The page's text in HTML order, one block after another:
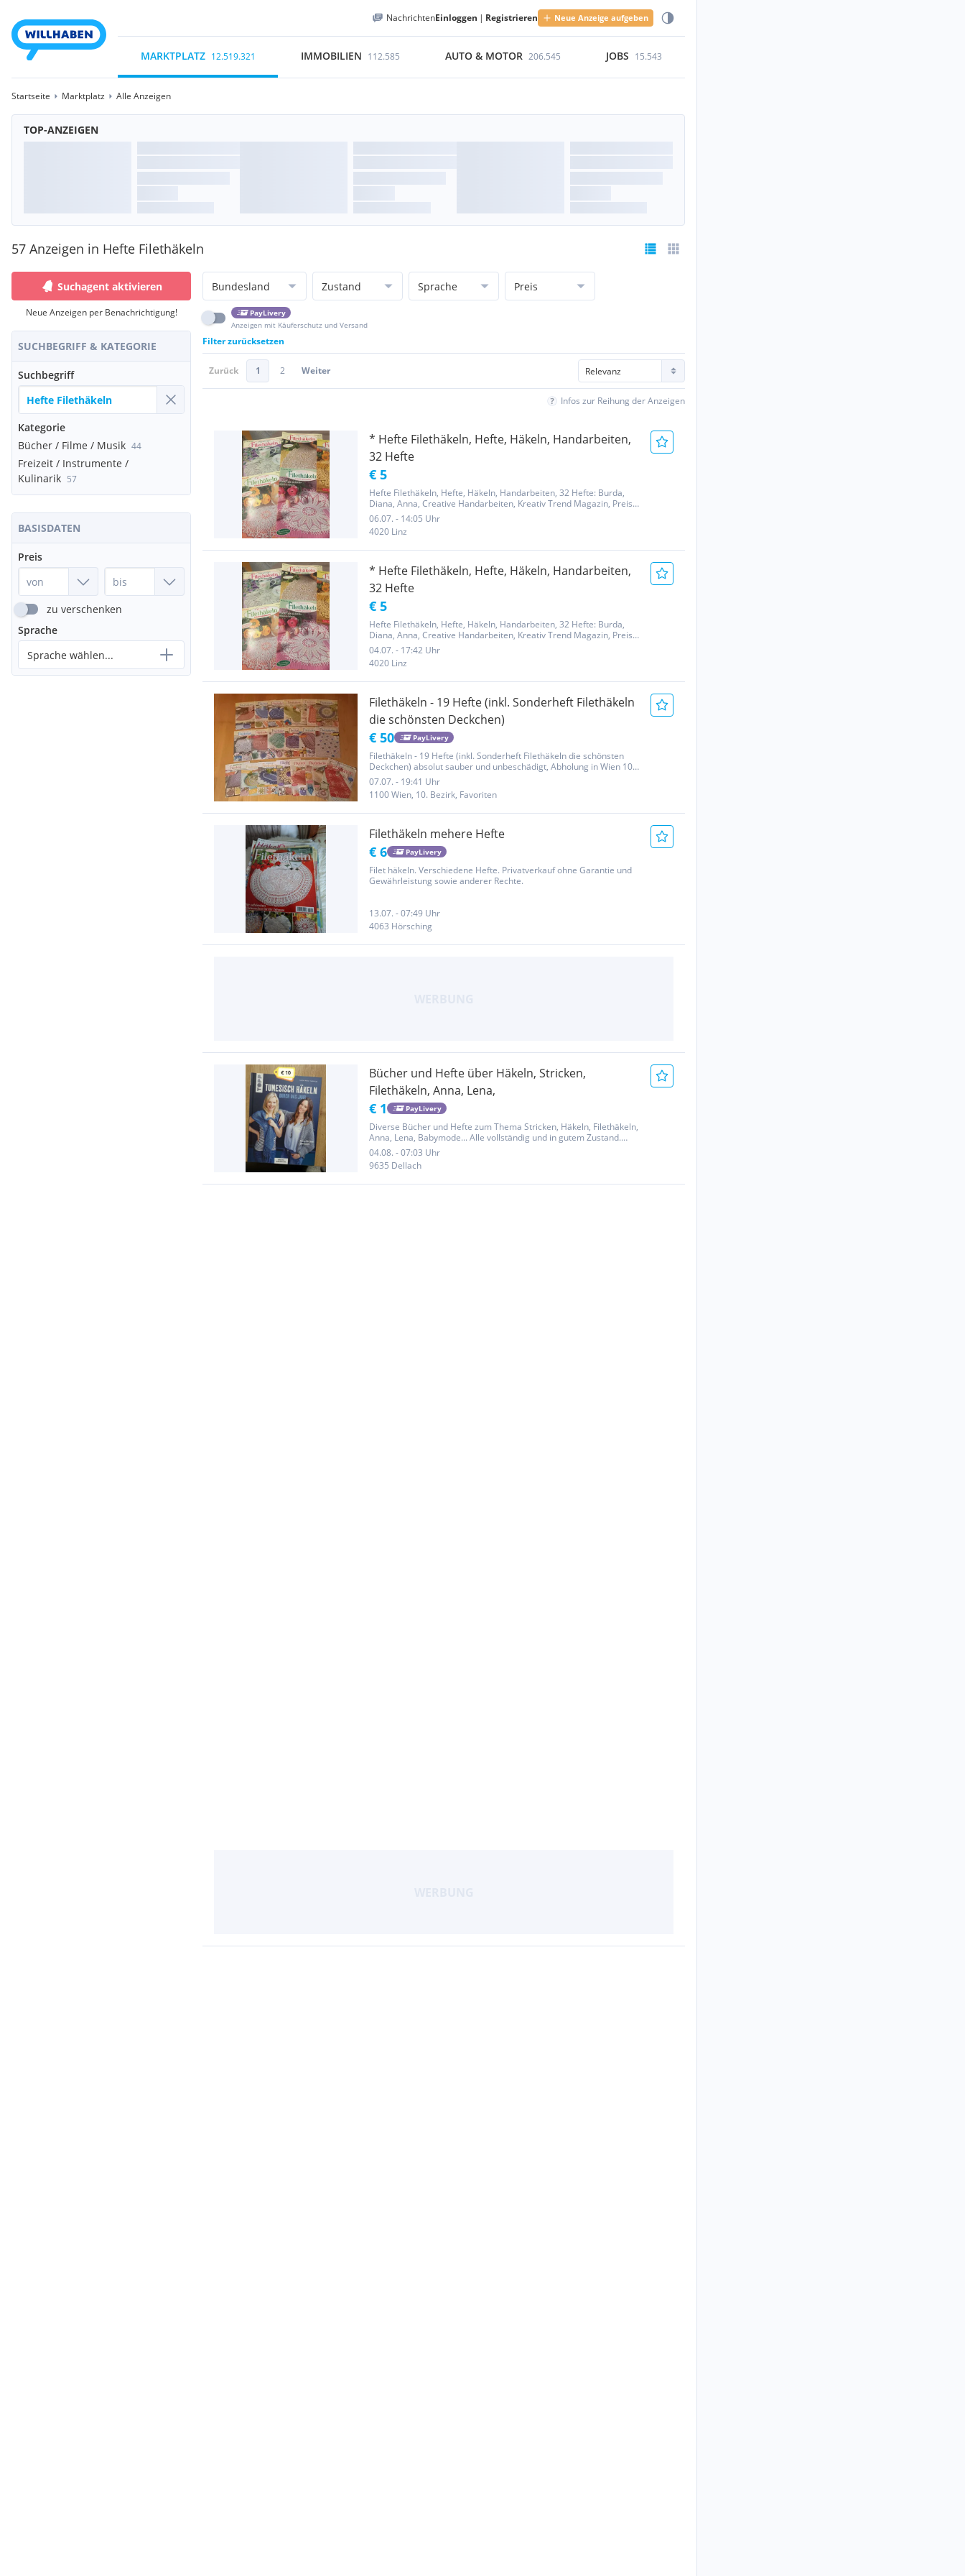
NachrichtenEinloggen | Registrieren Neue Anzeige aufgeben
MARKTPLATZ 12.519.321 IMMOBILIEN 112.585 AUTO & MOTOR 206.545 JOBS 15.543
Startseite Marktplatz Alle Anzeigen
TOP-ANZEIGEN
57 Anzeigen in Hefte Filethäkeln
Suchagent aktivieren
Neue Anzeigen per Benachrichtigung!
SUCHBEGRIFF & KATEGORIE
Suchbegriff
Kategorie
Bücher / Filme / Musik 44
Freizeit / Instrumente /
Kulinarik 57
BASISDATEN
Preis
zu verschenken
Sprache
Sprache wählen...
Bundesland Zustand Sprache Preis
PayLivery
Anzeigen mit Käuferschutz und Versand
Filter zurücksetzen
Zurück 1 2 Weiter
Infos zur Reihung der Anzeigen
* Hefte Filethäkeln, Hefte, Häkeln, Handarbeiten,
32 Hefte
€ 5
Hefte Filethäkeln, Hefte, Häkeln, Handarbeiten, 32 Hefte: Burda,
Diana, Anna, Creative Handarbeiten, Kreativ Trend Magazin, Preis
je Heft Auch Versand
06.07. - 14:05 Uhr
4020 Linz
* Hefte Filethäkeln, Hefte, Häkeln, Handarbeiten,
32 Hefte
€ 5
Hefte Filethäkeln, Hefte, Häkeln, Handarbeiten, 32 Hefte: Burda,
Diana, Anna, Creative Handarbeiten, Kreativ Trend Magazin, Preis
je Heft Auch Versand
04.07. - 17:42 Uhr
4020 Linz
Filethäkeln - 19 Hefte (inkl. Sonderheft Filethäkeln
die schönsten Deckchen)
€ 50 PayLivery
Filethäkeln - 19 Hefte (inkl. Sonderheft Filethäkeln die schönsten
Deckchen) absolut sauber und unbeschädigt, Abholung in Wien 10,
Gußriegelstraße/Troststraße oder 2722 Winzendorf oder Wiener
Neustadt; Versand zuzüglich Postgebühr, bei Kauf von mehreren...
07.07. - 19:41 Uhr
1100 Wien, 10. Bezirk, Favoriten
Filethäkeln mehere Hefte
€ 6 PayLivery
Filet häkeln. Verschiedene Hefte. Privatverkauf ohne Garantie und
Gewährleistung sowie anderer Rechte.
13.07. - 07:49 Uhr
4063 Hörsching
Bücher und Hefte über Häkeln, Stricken,
Filethäkeln, Anna, Lena,
€ 1 PayLivery
Diverse Bücher und Hefte zum Thema Stricken, Häkeln, Filethäkeln,
Anna, Lena, Babymode... Alle vollständig und in gutem Zustand.
Preis befindet sich bei den Bildern. Ab €1. Bei Abnahme von
mehreren Büchern/Heften ist der Preis verhandelbar. Weitere
Hefte...
04.08. - 07:03 Uhr
9635 Dellach